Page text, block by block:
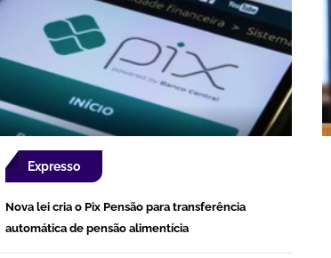
Expresso
Nova lei cria o Pix Pensão para transferência
automática de pensão alimentícia